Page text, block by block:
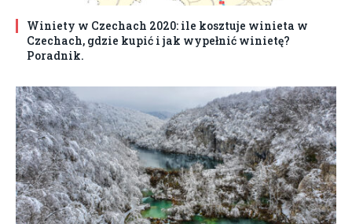
Winiety w Czechach 2020: ile kosztuje winieta w
Czechach, gdzie kupić i jak wypełnić winietę?
Poradnik.